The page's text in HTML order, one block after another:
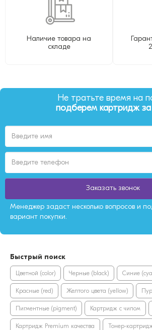
Наличие товара на
складе
Не тратьте время на
подберем картридж за
Заказать звонок
Менеджер задаст несколько вопросов и
вариант покупки.
Быстрый поиск
Цветной (color) Черные (black) Синие
Красные (red) Желтого цвета (yellow)
Пигментные (pigment) Картридж с чипом
Картридж Premium качества Тонер-